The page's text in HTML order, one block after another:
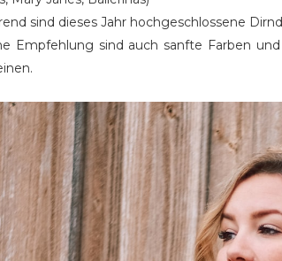
sind dieses Jahr hochgeschlossene
Empfehlung sind auch sanfte Farben